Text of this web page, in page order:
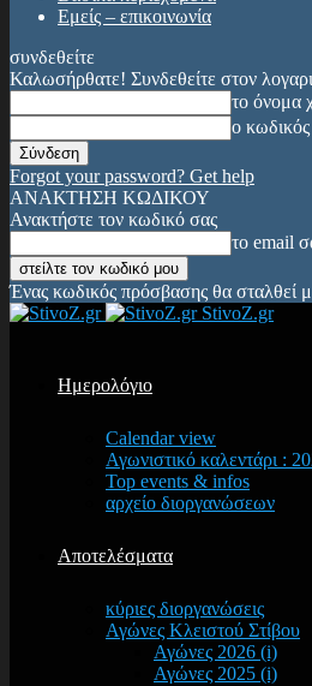
Εμείς – επικοινωνία
συνδεθείτε
Καλωσήρθατε! Συνδεθείτε στον
το όνομα
ο
Forgot your password? Get help
ΑΝΑΚΤΗΣΗ ΚΩΔΙΚΟΥ
Ανακτήστε τον κωδικό σας
το email
Ένας κωδικός πρόσβασης θα σταλθεί
StivoZ.gr
Ημερολόγιο
Calendar view
Αγωνιστικό καλεντάρι :
Top events & infos
αρχείο διοργανώσεων
Αποτελέσματα
κύριες διοργανώσεις
Αγώνες Κλειστού Στίβου
Αγώνες 2026 (i)
Αγώνες 2025 (i)